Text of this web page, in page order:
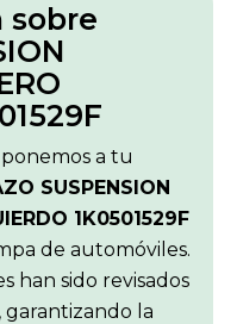
sobre
ponemos a tu
SUSPENSION
1K0501529F
de automóviles.
han sido revisados
garantizando la